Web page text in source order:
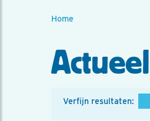
Home
Actueel
Verfijn resultaten: